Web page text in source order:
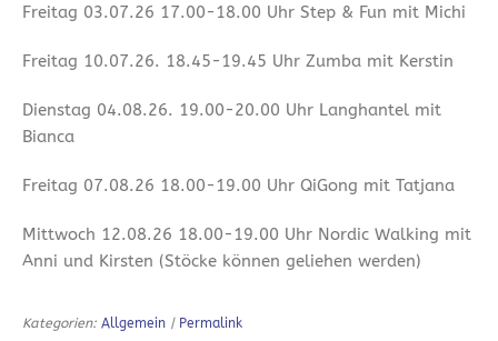
Freitag 03.07.26 17.00-18.00 Uhr Step & Fun mit Michi
Freitag 10.07.26. 18.45-19.45 Uhr Zumba mit Kerstin
Dienstag 04.08.26. 19.00-20.00 Uhr Langhantel mit
Bianca
Freitag 07.08.26 18.00-19.00 Uhr QiGong mit Tatjana
Mittwoch 12.08.26 18.00-19.00 Uhr Nordic Walking mit
Anni und Kirsten (Stöcke können geliehen werden)
Kategorien: Allgemein | Permalink